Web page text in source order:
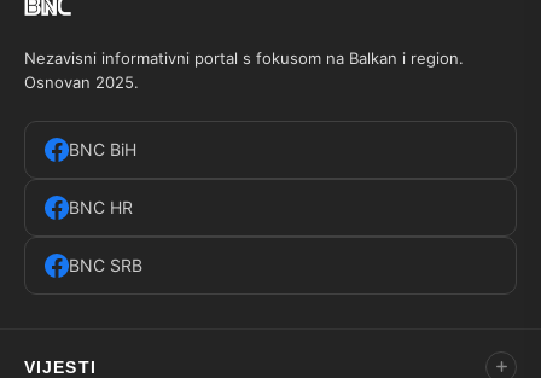
Nezavisni informativni portal s fokusom na Balkan i region.
Osnovan 2025.
BNC BiH
BNC HR
BNC SRB
VIJESTI